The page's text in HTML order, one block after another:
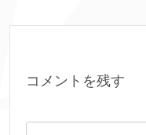
コメントを残す